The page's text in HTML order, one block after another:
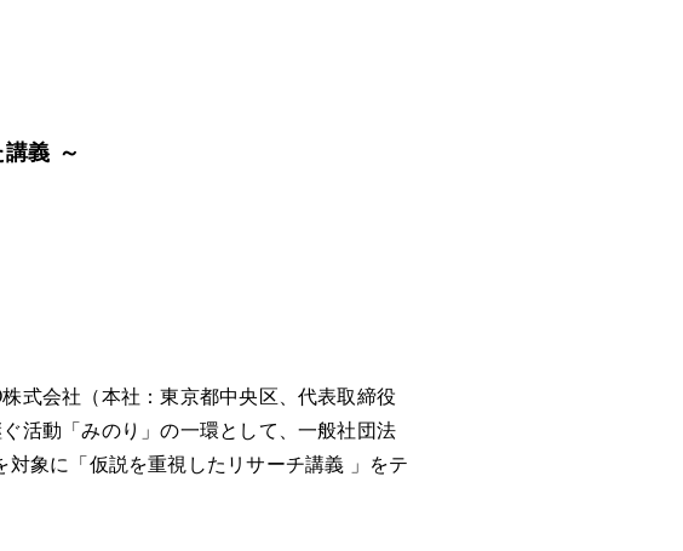
義 ～
式会社（本社：東京都中央区、代表取締役
活動「みのり」の一環として、一般社団法
象に「仮説を重視したリサーチ講義 」をテ